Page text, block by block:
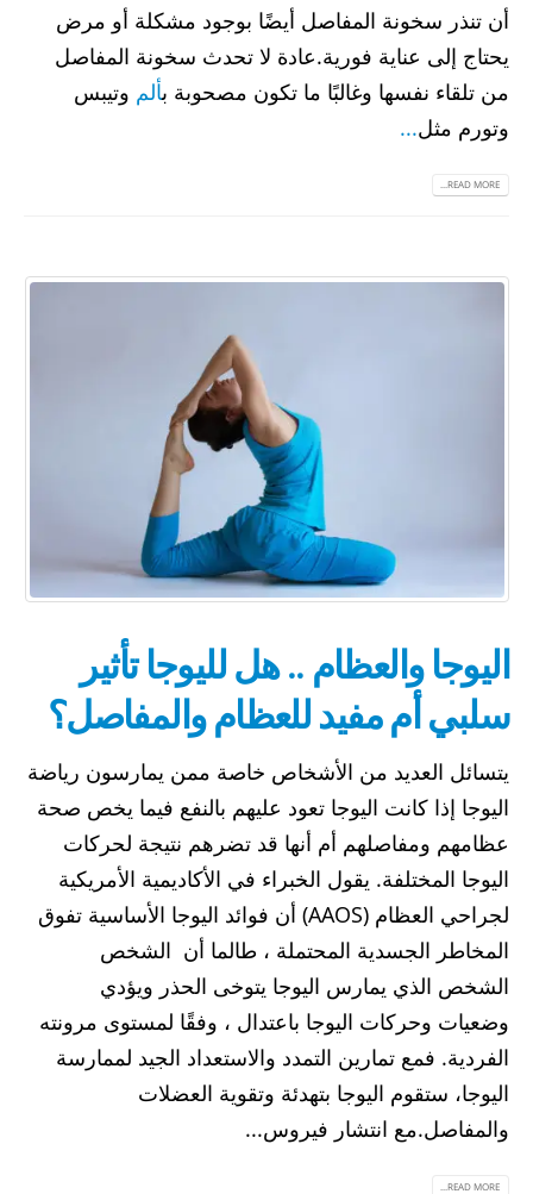
أن تنذر سخونة المفاصل أيضًا بوجود مشكلة أو مرض
يحتاج إلى عناية فورية.عادة لا تحدث سخونة المفاصل
من تلقاء نفسها وغالبًا ما تكون مصحوبة بألم وتيبس
وتورم مثل...
READ MORE...
اليوجا والعظام .. هل لليوجا تأثير
سلبي أم مفيد للعظام والمفاصل؟
يتسائل العديد من الأشخاص خاصة ممن يمارسون رياضة
اليوجا إذا كانت اليوجا تعود عليهم بالنفع فيما يخص صحة
عظامهم ومفاصلهم أم أنها قد تضرهم نتيجة لحركات
اليوجا المختلفة. يقول الخبراء في الأكاديمية الأمريكية
لجراحي العظام (AAOS) أن فوائد اليوجا الأساسية تفوق
المخاطر الجسدية المحتملة ، طالما أن الشخص
الشخص الذي يمارس اليوجا يتوخى الحذر ويؤدي
وضعيات وحركات اليوجا باعتدال ، وفقًا لمستوى مرونته
الفردية. فمع تمارين التمدد والاستعداد الجيد لممارسة
اليوجا، ستقوم اليوجا بتهدئة وتقوية العضلات
والمفاصل.مع انتشار فيروس...
READ MORE...